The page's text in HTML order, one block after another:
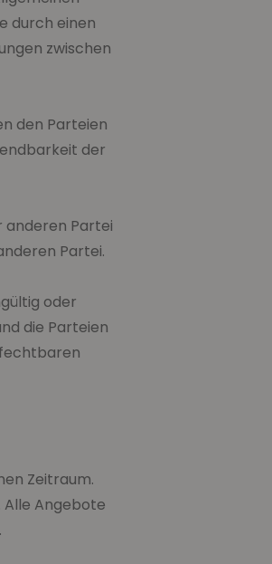
durch einen
zwischen
den Parteien
der
anderen Partei
Partei.
oder
die Parteien
Zeitraum.
Angebote